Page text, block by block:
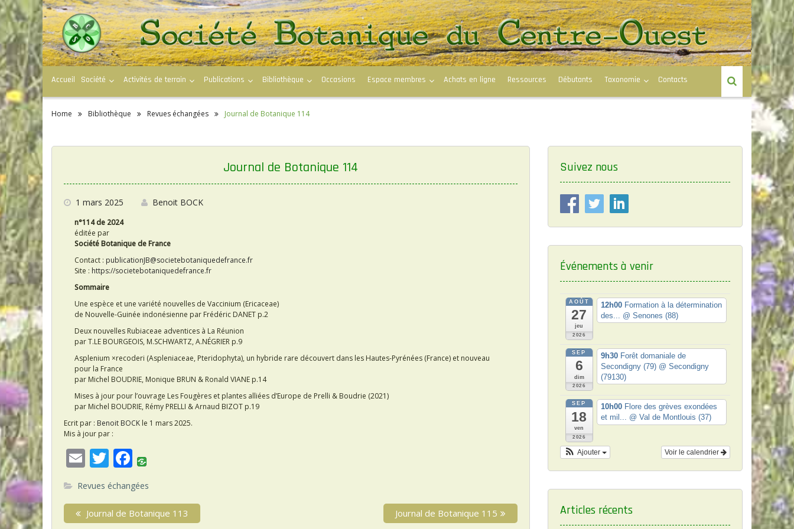
S
k
i
p
t
o
c
t
Accueil Société Activités de terrain Publications Bibliothèque Occasions Espace membres Achats en ligne Ressources Débutants Taxonomie Contacts
Home Bibliothèque Revues échangées Journal de Botanique 114
Journal de Botanique 114
1 mars 2025 Benoit BOCK
n°114 de 2024
éditée par
Société Botanique de France
Contact : publicationJB@societebotaniquedefrance.fr
Site : https://societebotaniquedefrance.fr
Sommaire
Une espèce et une variété nouvelles de Vaccinium (Ericaceae)
de Nouvelle-Guinée indonésienne par Frédéric DANET p.2
Deux nouvelles Rubiaceae adventices à La Réunion
par T.LE BOURGEOIS, M.SCHWARTZ, A.NÉGRIER p.9
Asplenium ×recoderi (Aspleniaceae, Pteridophyta), un hybride rare découvert dans les Hautes-Pyrénées (France) et nouveau
pour la France
par Michel BOUDRIE, Monique BRUN & Ronald VIANE p.14
Mises à jour pour l’ouvrage Les Fougères et plantes alliées d’Europe de Prelli & Boudrie (2021)
par Michel BOUDRIE, Rémy PRELLI & Arnaud BIZOT p.19
Ecrit par : Benoit BOCK le 1 mars 2025.
Mis à jour par :
E
m
ai
l
T
w
itt
er
F
ac
e
b
Revues échangées
N
a
P
r
Journal de Botanique 113
N
e
Journal de Botanique 115
Suivez nous
Événements à venir
AOÛT
27
jeu
2026
12h00 Formation à la détermination
des... @ Senones (88)
SEP
6
dim
2026
9h30 Forêt domaniale de
Secondigny (79) @ Secondigny
(79130)
SEP
18
ven
2026
10h00 Flore des grèves exondées
et mil... @ Val de Montlouis (37)
Voir le calendrier
Ajouter
Articles récents